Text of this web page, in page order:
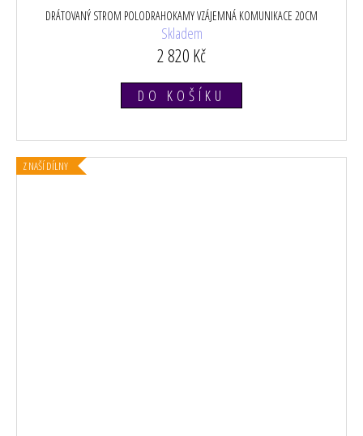
DRÁTOVANÝ STROM POLODRAHOKAMY VZÁJEMNÁ KOMUNIKACE 20CM
Skladem
2 820 Kč
DO KOŠÍKU
Z NAŠÍ DÍLNY